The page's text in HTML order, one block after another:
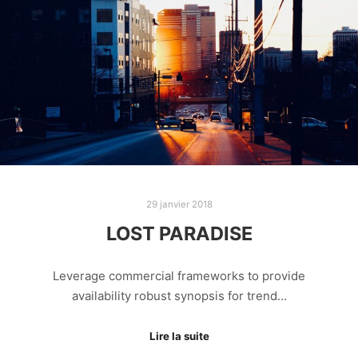
29 janvier 2018
LOST PARADISE
Leverage commercial frameworks to provide
availability robust synopsis for trend…
Lire la suite